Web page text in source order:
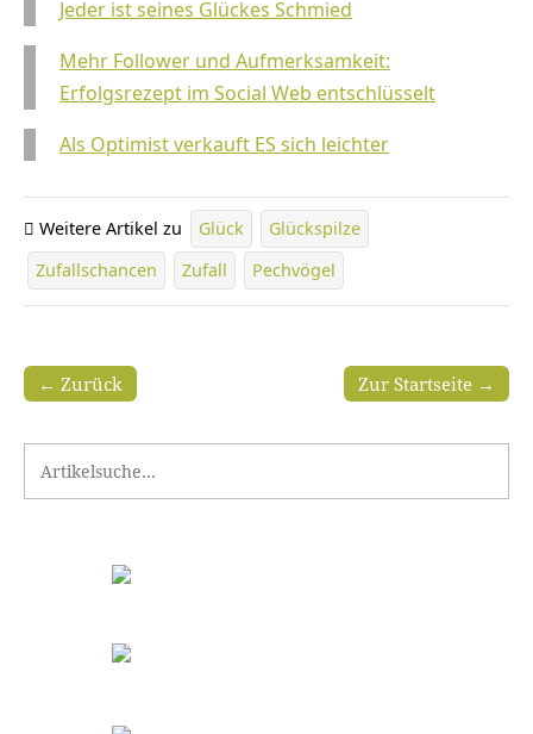
Jeder ist seines Glückes Schmied
Mehr Follower und Aufmerksamkeit:
Erfolgsrezept im Social Web entschlüsselt
Als Optimist verkauft ES sich leichter
Weitere Artikel zu Glück
Glückspilze
Zufallschancen
Zufall Pechvögel
Zur Startseite →
← Zurück